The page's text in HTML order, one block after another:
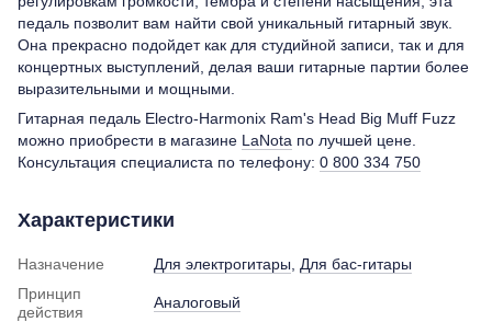
педаль позволит вам найти свой уникальный гитарный звук.
Она прекрасно подойдет как для студийной записи, так и для
концертных выступлений, делая ваши гитарные партии более
выразительными и мощными.
Гитарная педаль Electro-Harmonix Ram's Head Big Muff Fuzz
можно приобрести в магазине LaNota по лучшей цене.
Консультация специалиста по телефону: 0 800 334 750
Характеристики
Назначение Для электрогитары
Для бас-гитары
Принцип
действия
Аналоговый